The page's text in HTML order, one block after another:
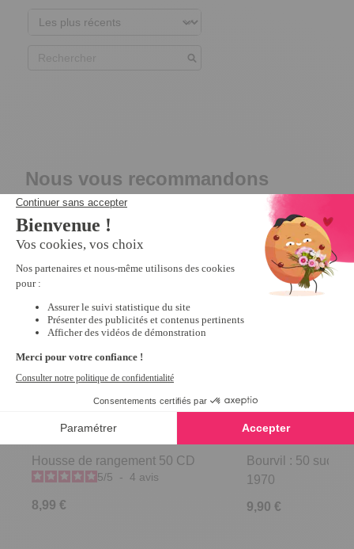
Nous vous recommandons
Housse de rangement 50 CD
5/5 - 4 avis
8,99 €
Bourvil : 50
1970
9,90 €